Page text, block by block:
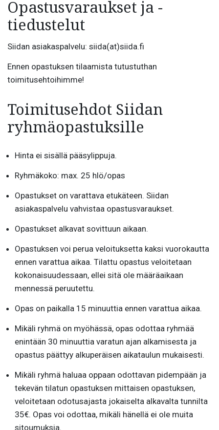
Opastusvaraukset ja -
tiedustelut
Siidan asiakaspalvelu: siida(at)siida.fi
Ennen opastuksen tilaamista tutustuthan
toimitusehtoihimme!
Toimitusehdot Siidan
ryhmäopastuksille
Hinta ei sisällä pääsylippuja.
Ryhmäkoko: max. 25 hlö/opas
Opastukset on varattava etukäteen. Siidan
asiakaspalvelu vahvistaa opastusvaraukset.
Opastukset alkavat sovittuun aikaan.
Opastuksen voi perua veloituksetta kaksi vuorokautta
ennen varattua aikaa. Tilattu opastus veloitetaan
kokonaisuudessaan, ellei sitä ole määräaikaan
mennessä peruutettu.
Opas on paikalla 15 minuuttia ennen varattua aikaa.
Mikäli ryhmä on myöhässä, opas odottaa ryhmää
enintään 30 minuuttia varatun ajan alkamisesta ja
opastus päättyy alkuperäisen aikataulun mukaisesti.
Mikäli ryhmä haluaa oppaan odottavan pidempään ja
tekevän tilatun opastuksen mittaisen opastuksen,
veloitetaan odotusajasta jokaiselta alkavalta tunnilta
35€. Opas voi odottaa, mikäli hänellä ei ole muita
sitoumuksia.